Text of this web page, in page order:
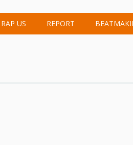
RAP US REPORT